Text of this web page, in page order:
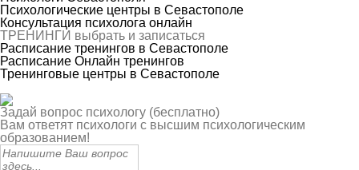
Психологические центры в Севастополе
Консультация психолога онлайн
ТРЕНИНГИ выбрать и записаться
Расписание тренингов в Севастополе
Расписание Онлайн тренингов
Тренинговые центры в Севастополе
Задай вопрос психологу (бесплатно)
Вам ответят психологи с высшим психологическим
образованием!